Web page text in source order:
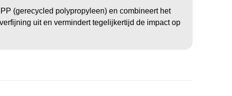
(gerecycled polypropyleen) en combineert het
uit en vermindert tegelijkertijd de impact op